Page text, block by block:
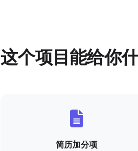
这个项目能给你
简历加分项